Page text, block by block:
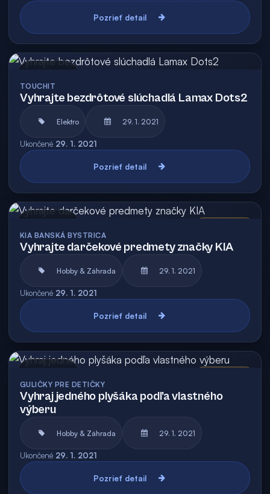
Pozrieť detail
TOUCHIT
Vyhrajte bezdrôtové slúchadlá Lamax Dots2
Elektro 29. 1. 2021
Ukončené 29. 1. 2021
Pozrieť detail
KIA BANSKÁ BYSTRICA
Vyhrajte darčekové predmety značky KIA
Hobby & Záhrada 29. 1. 2021
Ukončené 29. 1. 2021
Pozrieť detail
GULIČKY PRE DETIČKY
Vyhraj jedného plyšáka podľa vlastného
výberu
Hobby & Záhrada 29. 1. 2021
Ukončené 29. 1. 2021
Pozrieť detail